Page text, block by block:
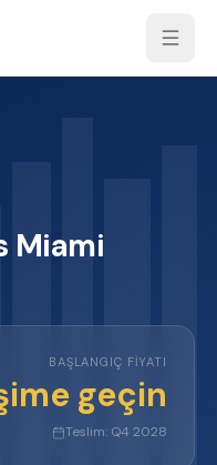
Miami
BAŞLANGIÇ FIYATI
geçin
Teslim: Q4 2028